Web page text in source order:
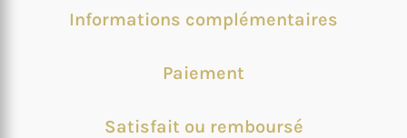
Informations complémentaires
Paiement
Satisfait ou remboursé